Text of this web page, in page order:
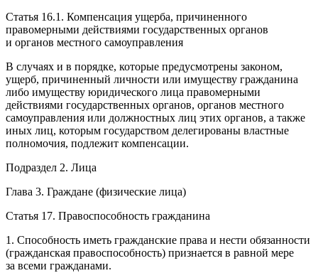
Статья 16.1. Компенсация ущерба, причиненного
правомерными действиями государственных органов
и органов местного самоуправления
В случаях и в порядке, которые предусмотрены законом,
ущерб, причиненный личности или имуществу гражданина
либо имуществу юридического лица правомерными
действиями государственных органов, органов местного
самоуправления или должностных лиц этих органов, а также
иных лиц, которым государством делегированы властные
полномочия, подлежит компенсации.
Подраздел 2. Лица
Глава 3. Граждане (физические лица)
Статья 17. Правоспособность гражданина
1. Способность иметь гражданские права и нести обязанности
(гражданская правоспособность) признается в равной мере
за всеми гражданами.